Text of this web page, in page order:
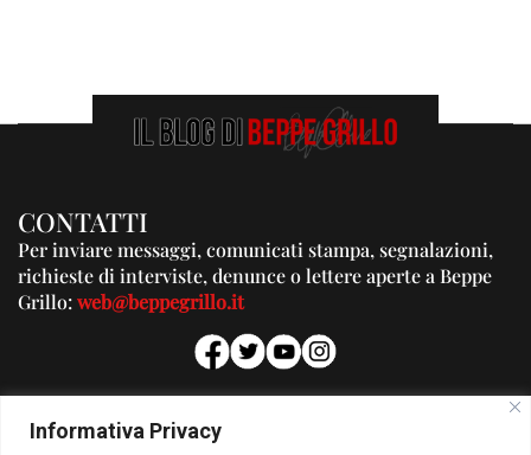
Informativa Privacy
CONTATTI
Per inviare messaggi, comunicati stampa, segnalazioni,
richieste di interviste, denunce o lettere aperte a Beppe
Grillo:web@beppegrillo.it
PUBBLICITA'
Per la tua pubblicità su questo Blog: